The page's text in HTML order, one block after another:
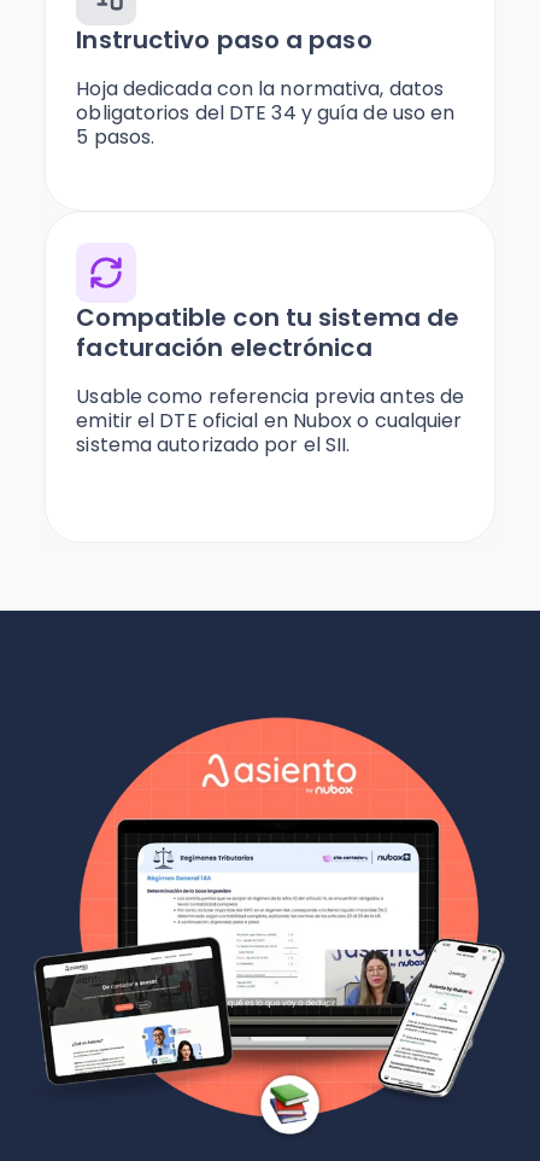
Instructivo paso a paso
Hoja dedicada con la normativa, datos
obligatorios del DTE 34 y guía de uso en
5 pasos.
Compatible con tu sistema de
facturación electrónica
Usable como referencia previa antes de
emitir el DTE oficial en Nubox o cualquier
sistema autorizado por el SII.